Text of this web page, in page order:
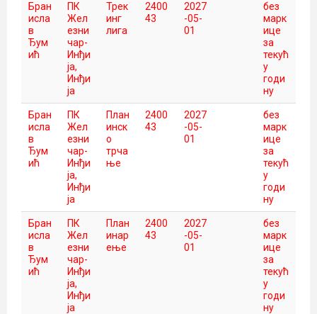
Бран
исла
в
Ђум
ић
ПК
Жел
езни
чар-
Инђи
ја,
Инђи
ја
Трек
инг
лига
2400
43
2027
-05-
01
без
марк
ице
за
текућ
у
годи
ну
Бран
исла
в
Ђум
ић
ПК
Жел
езни
чар-
Инђи
ја,
Инђи
ја
План
инск
о
трча
ње
2400
43
2027
-05-
01
без
марк
ице
за
текућ
у
годи
ну
Бран
исла
в
Ђум
ић
ПК
Жел
езни
чар-
Инђи
ја,
Инђи
ја
План
инар
ење
2400
43
2027
-05-
01
без
марк
ице
за
текућ
у
годи
ну